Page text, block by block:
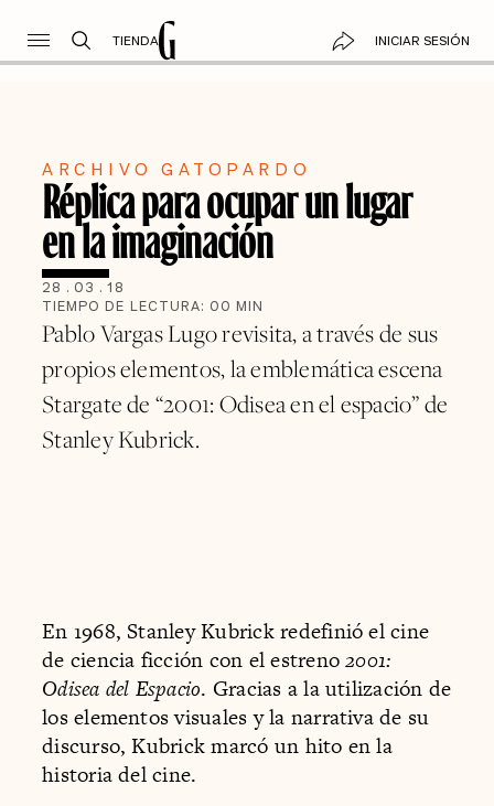
TIENDA INICIAR SESIÓN
ARCHIVO GATOPARDO
Réplica para ocupar un lugar
en la imaginación
28 . 03 . 18
TIEMPO DE LECTURA: 00 MIN
Pablo Vargas Lugo revisita, a través de sus
propios elementos, la emblemática escena
Stargate de “2001: Odisea en el espacio” de
Stanley Kubrick.
En 1968, Stanley Kubrick redefinió el cine
de ciencia ficción con el estreno2001:
Odisea del Espacio. Gracias a la utilización de
los elementos visuales y la narrativa de su
discurso, Kubrick marcó un hito en la
historia del cine.